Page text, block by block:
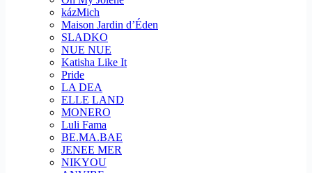
kázMich
Maison Jardin d’Éden
SLADKO
NUE NUE
Katisha Like It
Pride
LA DEA
ELLE LAND
MONERO
Luli Fama
BE.MA.BAE
JENEE MER
NIKYOU